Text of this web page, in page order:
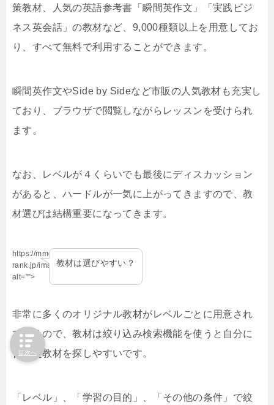
策教材、人気の英語参考書「瞬間英作文」「実践ビジ
ネス英会話」の教材など、9,000種類以上を用意してお
り、すべて無料で利用することができます。
瞬間英作文やSide by Sideなど市販の人気教材も充実し
ており、ブラウザで閲覧しながらレッスンを受けられ
ます。
なお、レベルが４くらいでも最後にディスカッション
があると、ハードルが一気に上がってきますので、教
材選びは結構重要になってきます。
https://mmo-
rank.jp/images/hatena.jpg”
alt=””>
教材は選びやすい？
非常に多くのオリジナル教材がレベルごとに用意され
ているので、教材は絞り込み検索機能を使うと自分に
合った教材を探しやすいです。
「レベル」、「学習の目的」、「その他の条件」で絞
目次へ